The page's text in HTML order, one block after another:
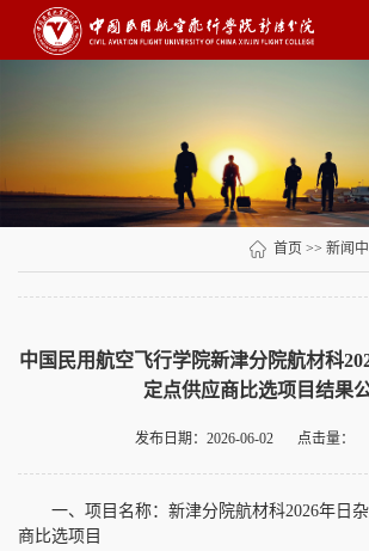
首页 >> 新闻
中国民用航空飞行学院新津分院航材科
定点供应商比选项目结果
发布日期：2026-06-02 点击量：
一、项目名称：新津分院航材科2026年日
商比选项目